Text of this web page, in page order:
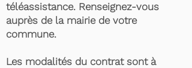
téléassistance. Renseignez-vous
auprès de la mairie de votre
commune.
Les modalités du contrat sont à